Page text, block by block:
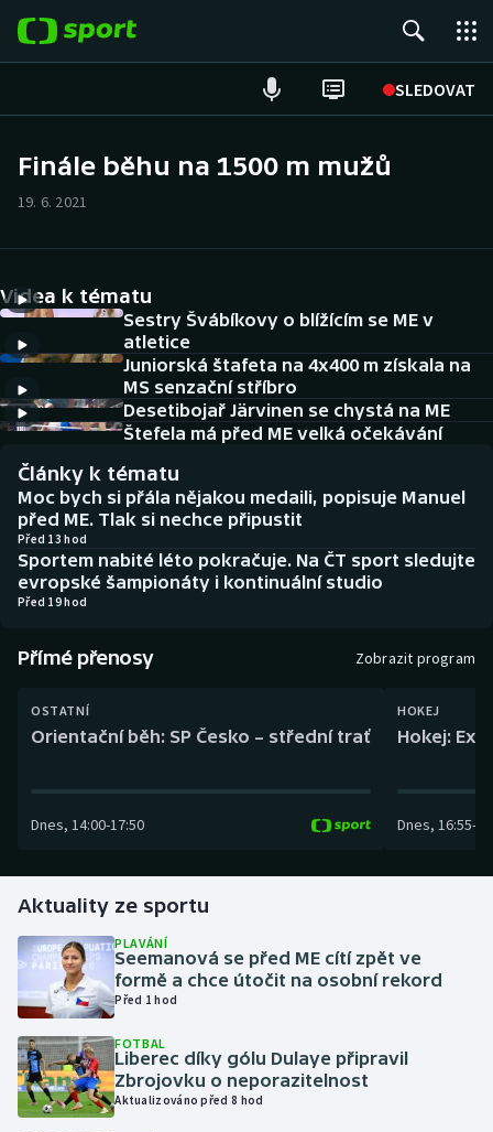
SLEDOVAT
Hokej
Tenis
Atletika
Cyklistika
DALŠÍ SPORTY
Baseball a softbal
Basketbal
Boby a skeleton
Box
Dostihy
Florbal
Futsal
Golf
Gymnastika
Házená
NEPŘEHLÉDNĚTE
Soutěže
Historické návraty
AZ kvíz
Finále běhu na 1500 m mužů
19. 6. 2021
Videa k tématu
Sestry Švábíkovy o blížícím se ME v
atletice
Juniorská štafeta na 4x400 m získala na
MS senzační stříbro
Desetibojař Järvinen se chystá na ME
Štefela má před ME velká očekávání
Články k tématu
Moc bych si přála nějakou medaili, popisuje Manuel
před ME. Tlak si nechce připustit
Před 13 hod
Sportem nabité léto pokračuje. Na ČT sport sledujte
evropské šampionáty i kontinuální studio
Před 19 hod
Přímé přenosy Zobrazit program
OSTATNÍ
Orientační běh: SP Česko – střední trať
Dnes, 14:00-17:50
HOKEJ
Hokej:
Dnes, 16:55-
Aktuality ze sportu
PLAVÁNÍ
Seemanová se před ME cítí zpět ve
formě a chce útočit na osobní rekord
Před 1 hod
FOTBAL
Liberec díky gólu Dulaye připravil
Zbrojovku o neporazitelnost
Aktualizováno před 8 hod